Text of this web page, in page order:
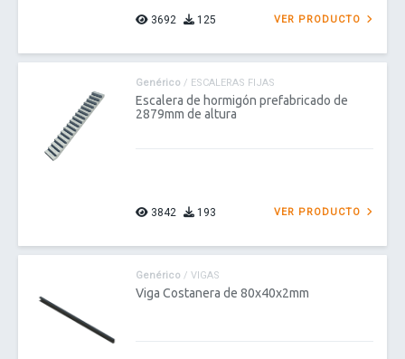
3692 125 VER PRODUCTO
Genérico / ESCALERAS FIJAS
Escalera de hormigón prefabricado de
2879mm de altura
3842 193 VER PRODUCTO
Genérico / VIGAS
Viga Costanera de 80x40x2mm